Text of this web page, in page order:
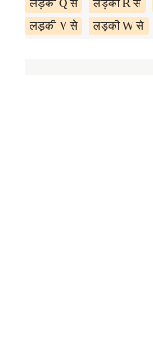
लड़की Q से
लड़की R से
लड़की V से
लड़की W से